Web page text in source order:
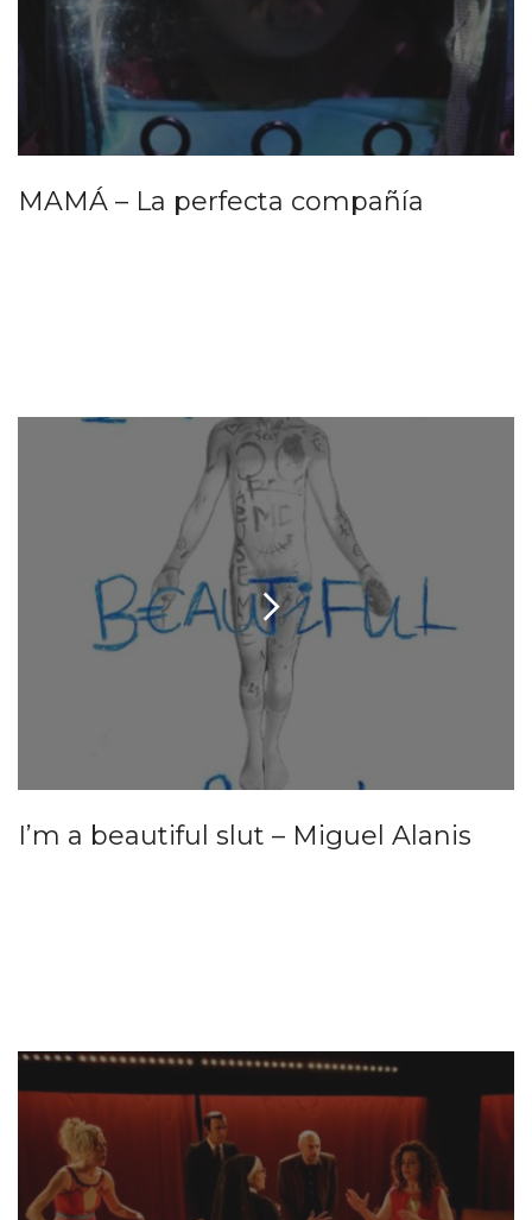
MAMÁ – La perfecta compañía
I’m a beautiful slut – Miguel Alanis